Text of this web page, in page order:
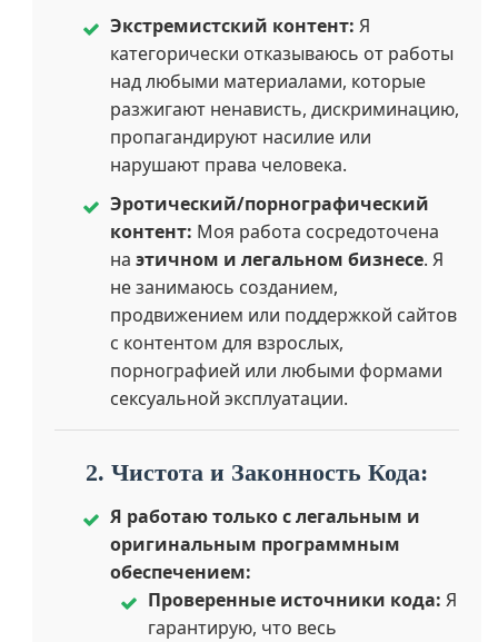
Экстремистский контент: Я
категорически отказываюсь от работы
над любыми материалами, которые
разжигают ненависть, дискриминацию,
пропагандируют насилие или
нарушают права человека.
Эротический/порнографический
контент: Моя работа сосредоточена
на этичном и легальном бизнесе. Я
не занимаюсь созданием,
продвижением или поддержкой сайтов
с контентом для взрослых,
порнографией или любыми формами
сексуальной эксплуатации.
2. Чистота и Законность Кода:
Я работаю только с легальным и
оригинальным программным
обеспечением:
Проверенные источники кода: Я
гарантирую, что весь